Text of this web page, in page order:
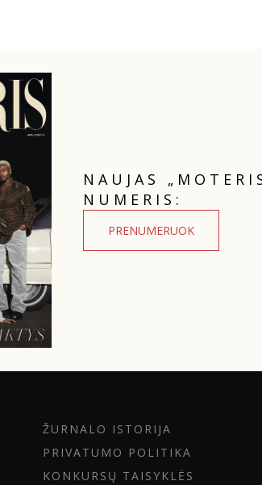
NAUJAS
NUMERIS:
PRENUMERUOK
ŽURNALO ISTORIJA
PRIVATUMO POLITIKA
KONKURSŲ TAISYKLĖS